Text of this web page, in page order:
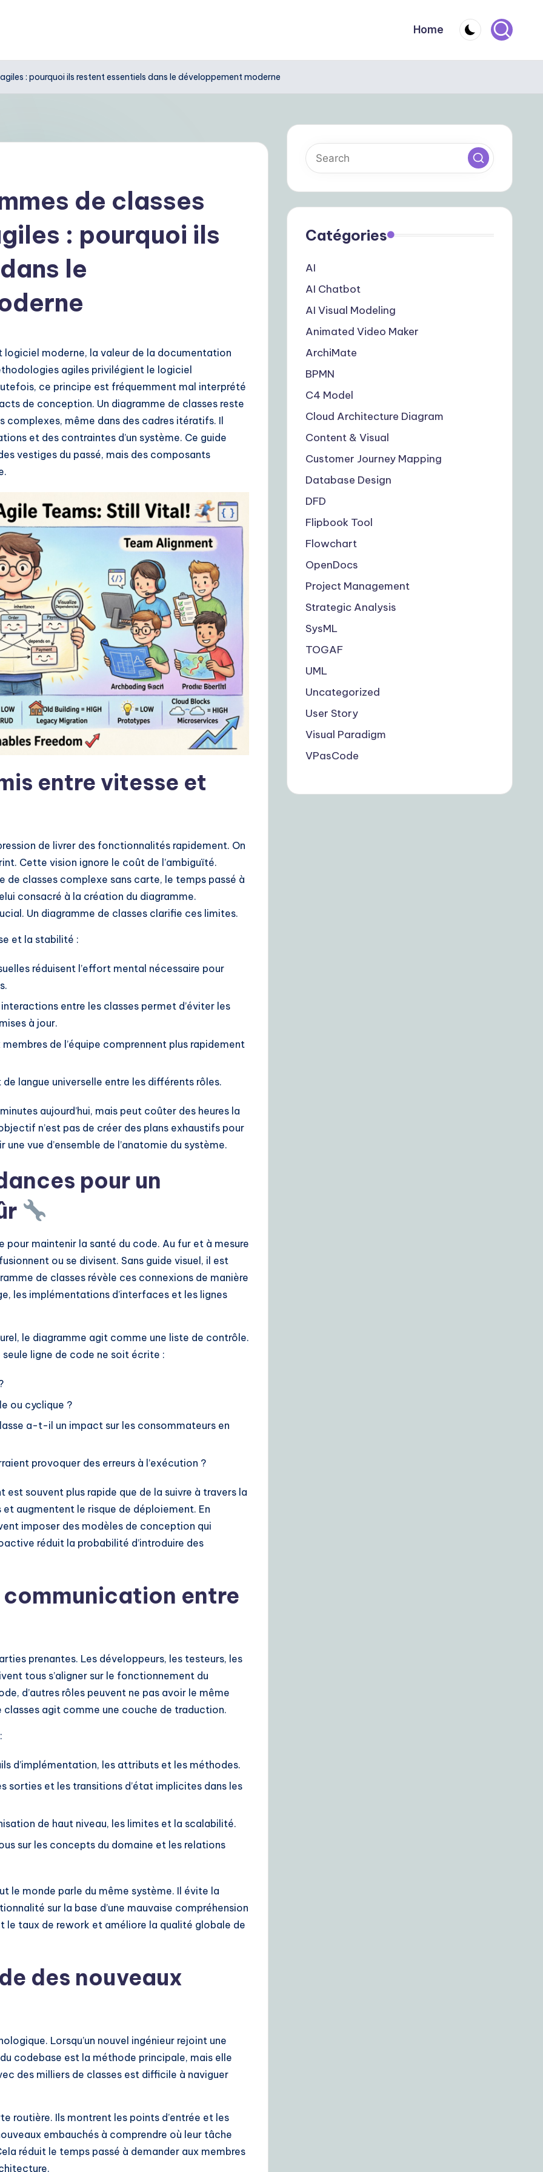
Home
: pourquoi ils restent essentiels dans le développement moderne
de classes
: pourquoi ils
le
logiciel moderne, la valeur de la documentation
agiles privilégient le logiciel
ce principe est fréquemment mal interprété
de conception. Un diagramme de classes reste
complexes, même dans des cadres itératifs. Il
et des contraintes d’un système. Ce guide
vestiges du passé, mais des composants
entre vitesse et
de livrer des fonctionnalités rapidement. On
Cette vision ignore le coût de l’ambiguïté.
de classes complexe sans carte, le temps passé à
consacré à la création du diagramme.
Un diagramme de classes clarifie ces limites.
et la stabilité :
réduisent l’effort mental nécessaire pour
entre les classes permet d’éviter les
à jour.
membres de l’équipe comprennent plus rapidement
langue universelle entre les différents rôles.
aujourd’hui, mais peut coûter des heures la
n’est pas de créer des plans exhaustifs pour
vue d’ensemble de l’anatomie du système.
pour un
maintenir la santé du code. Au fur et à mesure
ou se divisent. Sans guide visuel, il est
de classes révèle ces connexions de manière
les implémentations d’interfaces et les lignes
le diagramme agit comme une liste de contrôle.
seule ligne de code ne soit écrite :
ou cyclique ?
a-t-il un impact sur les consommateurs en
provoquer des erreurs à l’exécution ?
souvent plus rapide que de la suivre à travers la
augmentent le risque de déploiement. En
imposer des modèles de conception qui
réduit la probabilité d’introduire des
entre
prenantes. Les développeurs, les testeurs, les
tous s’aligner sur le fonctionnement du
d’autres rôles peuvent ne pas avoir le même
agit comme une couche de traduction.
d’implémentation, les attributs et les méthodes.
sorties et les transitions d’état implicites dans les
de haut niveau, les limites et la scalabilité.
sur les concepts du domaine et les relations
le monde parle du même système. Il évite la
sur la base d’une mauvaise compréhension
le taux de rework et améliore la qualité globale de
des nouveaux
Lorsqu’un nouvel ingénieur rejoint une
codebase est la méthode principale, mais elle
des milliers de classes est difficile à naviguer
routière. Ils montrent les points d’entrée et les
embauchés à comprendre où leur tâche
réduit le temps passé à demander aux membres
Catégories
AI
AI Chatbot
AI Visual Modeling
Animated Video Maker
ArchiMate
BPMN
C4 Model
Cloud Architecture Diagram
Content & Visual
Customer Journey Mapping
Database Design
DFD
Flipbook Tool
Flowchart
OpenDocs
Project Management
Strategic Analysis
SysML
TOGAF
UML
Uncategorized
User Story
Visual Paradigm
VPasCode